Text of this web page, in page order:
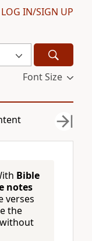
LOG IN/SIGN UP
Font Size
Bible
notes
verses
the